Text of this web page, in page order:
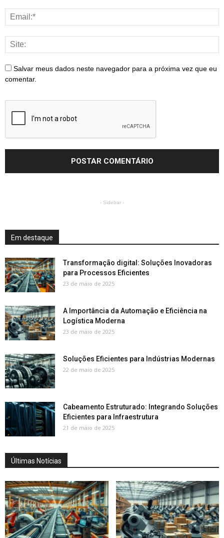
Salvar meus dados neste navegador para a próxima vez que eu
comentar.
- Sidebar -
Em destaque
Transformação digital: Soluções Inovadoras
para Processos Eficientes
23 de maio de 2025
A Importância da Automação e Eficiência na
Logística Moderna
23 de maio de 2025
Soluções Eficientes para Indústrias Modernas
22 de maio de 2025
Cabeamento Estruturado: Integrando Soluções
Eficientes para Infraestrutura
21 de maio de 2025
Últimas Notícias